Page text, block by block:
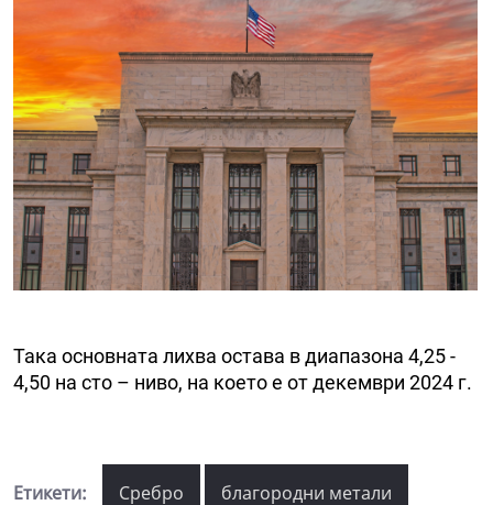
Така основната лихва остава в диапазона 4,25 -
4,50 на сто – ниво, на което е от декември 2024 г.
Етикети: Сребро благородни метали